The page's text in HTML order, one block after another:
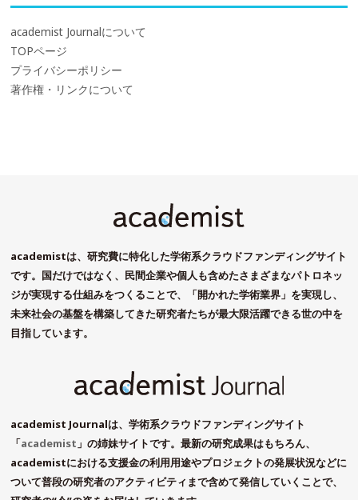
academist Journalについて
TOPページ
プライバシーポリシー
著作権・リンクについて
academistは、研究費に特化した学術系クラウドファンディングサイト
です。国だけではなく、民間企業や個人も含めたさまざまなパトロネッ
ジが実現する仕組みをつくることで、「開かれた学術業界」を実現し、
未来社会の基盤を構築してきた研究者たちが最大限活躍できる世の中を
目指しています。
academist Journalは、学術系クラウドファンディングサイト
「academist 」の姉妹サイトです。最新の研究成果はもちろん、
academistにおける支援金の利用用途やプロジェクトの発展状況などに
ついて普段の研究者のアクティビティまで含めて発信していくことで、